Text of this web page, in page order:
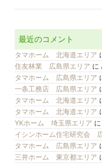
最近のコメント
タマホーム 北海道エリア
住友林業 広島県エリア に
タマホーム 広島県エリア
一条工務店 広島県エリア
タマホーム 北海道エリア
タマホーム 北海道エリア
YKホーム 埼玉県エリア に
イシンホーム住宅研究会
タマホーム 広島県エリア
三井ホーム 東京都エリア